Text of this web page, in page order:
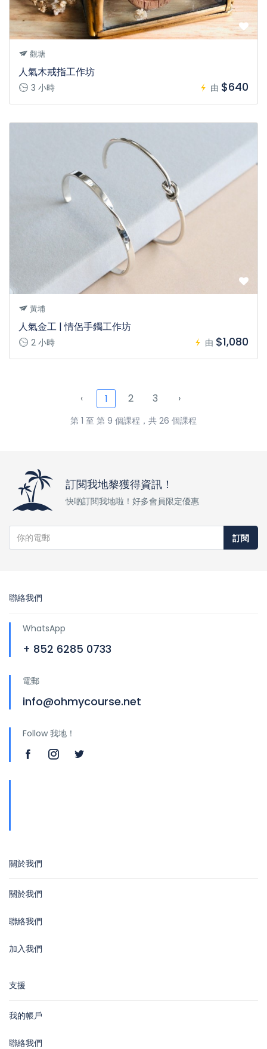
觀塘
人氣木戒指工作坊
3 小時 由 $640
黃埔
人氣金工 | 情侶手鐲工作坊
2 小時 由 $1,080
‹ 1 2 3 ›
第 1 至 第 9 個課程，共 26 個課程
訂閱我地黎獲得資訊！
快啲訂閱我地啦！好多會員限定優惠
訂閱
聯絡我們
WhatsApp
+ 852 6285 0733
電郵
info@ohmycourse.net
Follow 我地！
關於我們
關於我們
聯絡我們
加入我們
支援
我的帳戶
聯絡我們